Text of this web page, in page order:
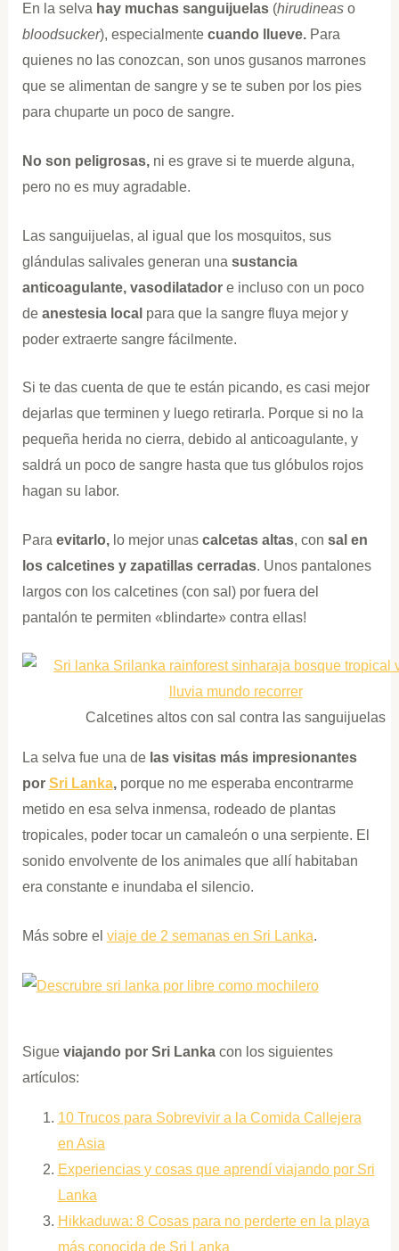
En la selvahay muchas sanguijuelas(hirudineaso
bloodsucker), especialmente cuando llueve. Para
quienes no las conozcan, son unos gusanos marrones
que se alimentan de sangre y se te suben por los pies
para chuparte un poco de sangre.
No son peligrosas,ni es grave si te muerde alguna,
pero no es muy agradable.
Las sanguijuelas, al igual que los mosquitos, sus
glándulas salivales generan una sustancia
anticoagulante, vasodilatador e incluso con un poco
deanestesia local para que la sangre fluya mejor y
poder extraerte sangre fácilmente.
Si te das cuenta de que te están picando, es casi mejor
dejarlas que terminen y luego retirarla. Porque si no la
pequeña herida no cierra, debido al anticoagulante, y
saldrá un poco de sangre hasta que tus glóbulos rojos
hagan su labor.
Para evitarlo,lo mejor unas calcetas altas, con sal en
los calcetines y zapatillas cerradas. Unos pantalones
largos con los calcetines (con sal) por fuera del
pantalón te permiten «blindarte» contra ellas!
Calcetines altos con sal contra las sanguijuelas
La selva fue una de las visitas más impresionantes
por Sri Lanka,porque no me esperaba encontrarme
metido en esa selva inmensa, rodeado de plantas
tropicales, poder tocar un camaleón o una serpiente. El
sonido envolvente de los animales que allí habitaban
era constante e inundaba el silencio.
Más sobre el viaje de 2 semanas en Sri Lanka.
Sigue viajando por Sri Lankacon los siguientes
artículos:
10 Trucos para Sobrevivir a la Comida Callejera
en Asia
Experiencias y cosas que aprendí viajando por Sri
Lanka
Hikkaduwa: 8 Cosas para no perderte en la playa
más conocida de Sri Lanka